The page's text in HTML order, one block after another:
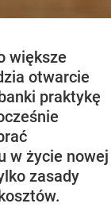
większe
otwarcie
praktykę
w życie nowej
zasady